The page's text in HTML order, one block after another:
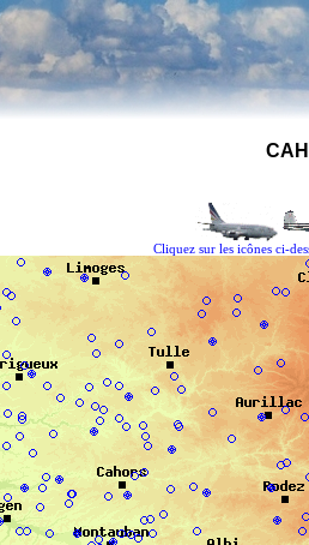
Cliquez sur les icônes ci-